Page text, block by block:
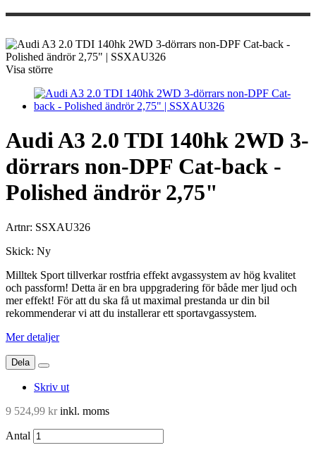
Visa större
Audi A3 2.0 TDI 140hk 2WD 3-
dörrars non-DPF Cat-back -
Polished ändrör 2,75"
Artnr: SSXAU326
Skick: Ny
Milltek Sport tillverkar rostfria effekt avgassystem av hög kvalitet
och passform! Detta är en bra uppgradering för både mer ljud och
mer effekt! För att du ska få ut maximal prestanda ur din bil
rekommenderar vi att du installerar ett sportavgassystem.
Mer detaljer
Dela
Skriv ut
9 524,99 krinkl. moms
Antal